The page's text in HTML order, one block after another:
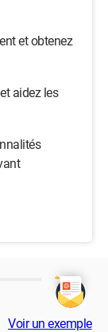
et obtenez
aidez les
Voir un exemple